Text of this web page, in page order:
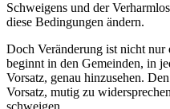
Schweigens und der
diese Bedingungen ändern.
Doch Veränderung ist nicht
beginnt in den Gemeinden, in
Vorsatz, genau hinzusehen.
Vorsatz, mutig zu
schweigen.